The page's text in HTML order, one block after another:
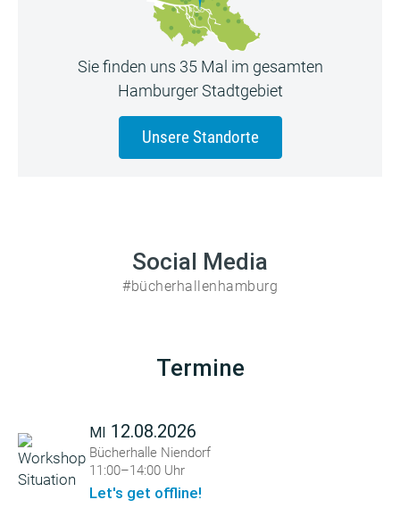
Sie finden uns 35 Mal im gesamten
Hamburger Stadtgebiet
Unsere Standorte
Social Media
#bücherhallenhamburg
Termine
MI 12.08.2026
Bücherhalle Niendorf
11:00–14:00 Uhr
Let's get offline!